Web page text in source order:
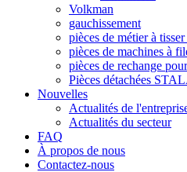
Volkman
gauchissement
pièces de métier à
pièces de machines à
pièces de rechange
Pièces détachées
Nouvelles
Actualités de
Actualités du secteur
FAQ
À propos de nous
Contactez-nous